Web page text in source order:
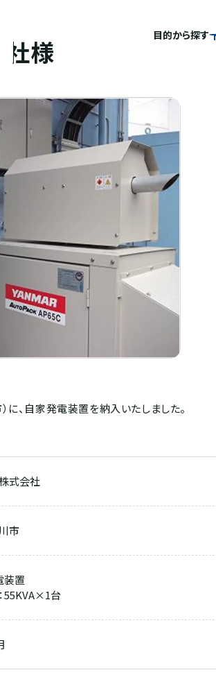
目的から探す
様
に、自家発電装置を納入いたしました。
式会社
市
装置
55KVA×1台